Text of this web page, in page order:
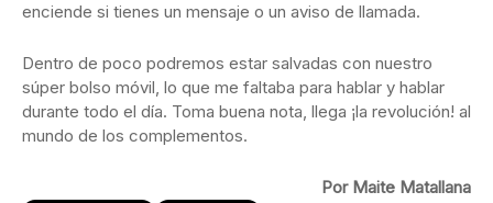
enciende si tienes un mensaje o un aviso de llamada.
Dentro de poco podremos estar salvadas con nuestro
súper bolso móvil, lo que me faltaba para hablar y hablar
durante todo el día. Toma buena nota, llega ¡la revolución! al
mundo de los complementos.
Por Maite Matallana